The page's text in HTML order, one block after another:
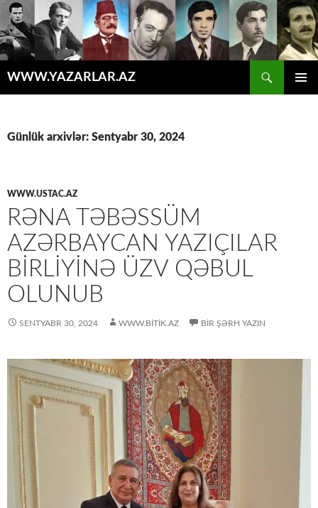
WWW.YAZARLAR.AZ
Günlük arxivlər: Sentyabr 30, 2024
WWW.USTAC.AZ
RƏNA TƏBƏSSÜM
AZƏRBAYCAN YAZIÇILAR
BIRLIYINƏ ÜZV QƏBUL
OLUNUB
SENTYABR 30, 2024 WWW.BITIK.AZ BIR ŞƏRH YAZIN